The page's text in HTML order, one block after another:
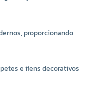
proporcionando
e itens decorativos